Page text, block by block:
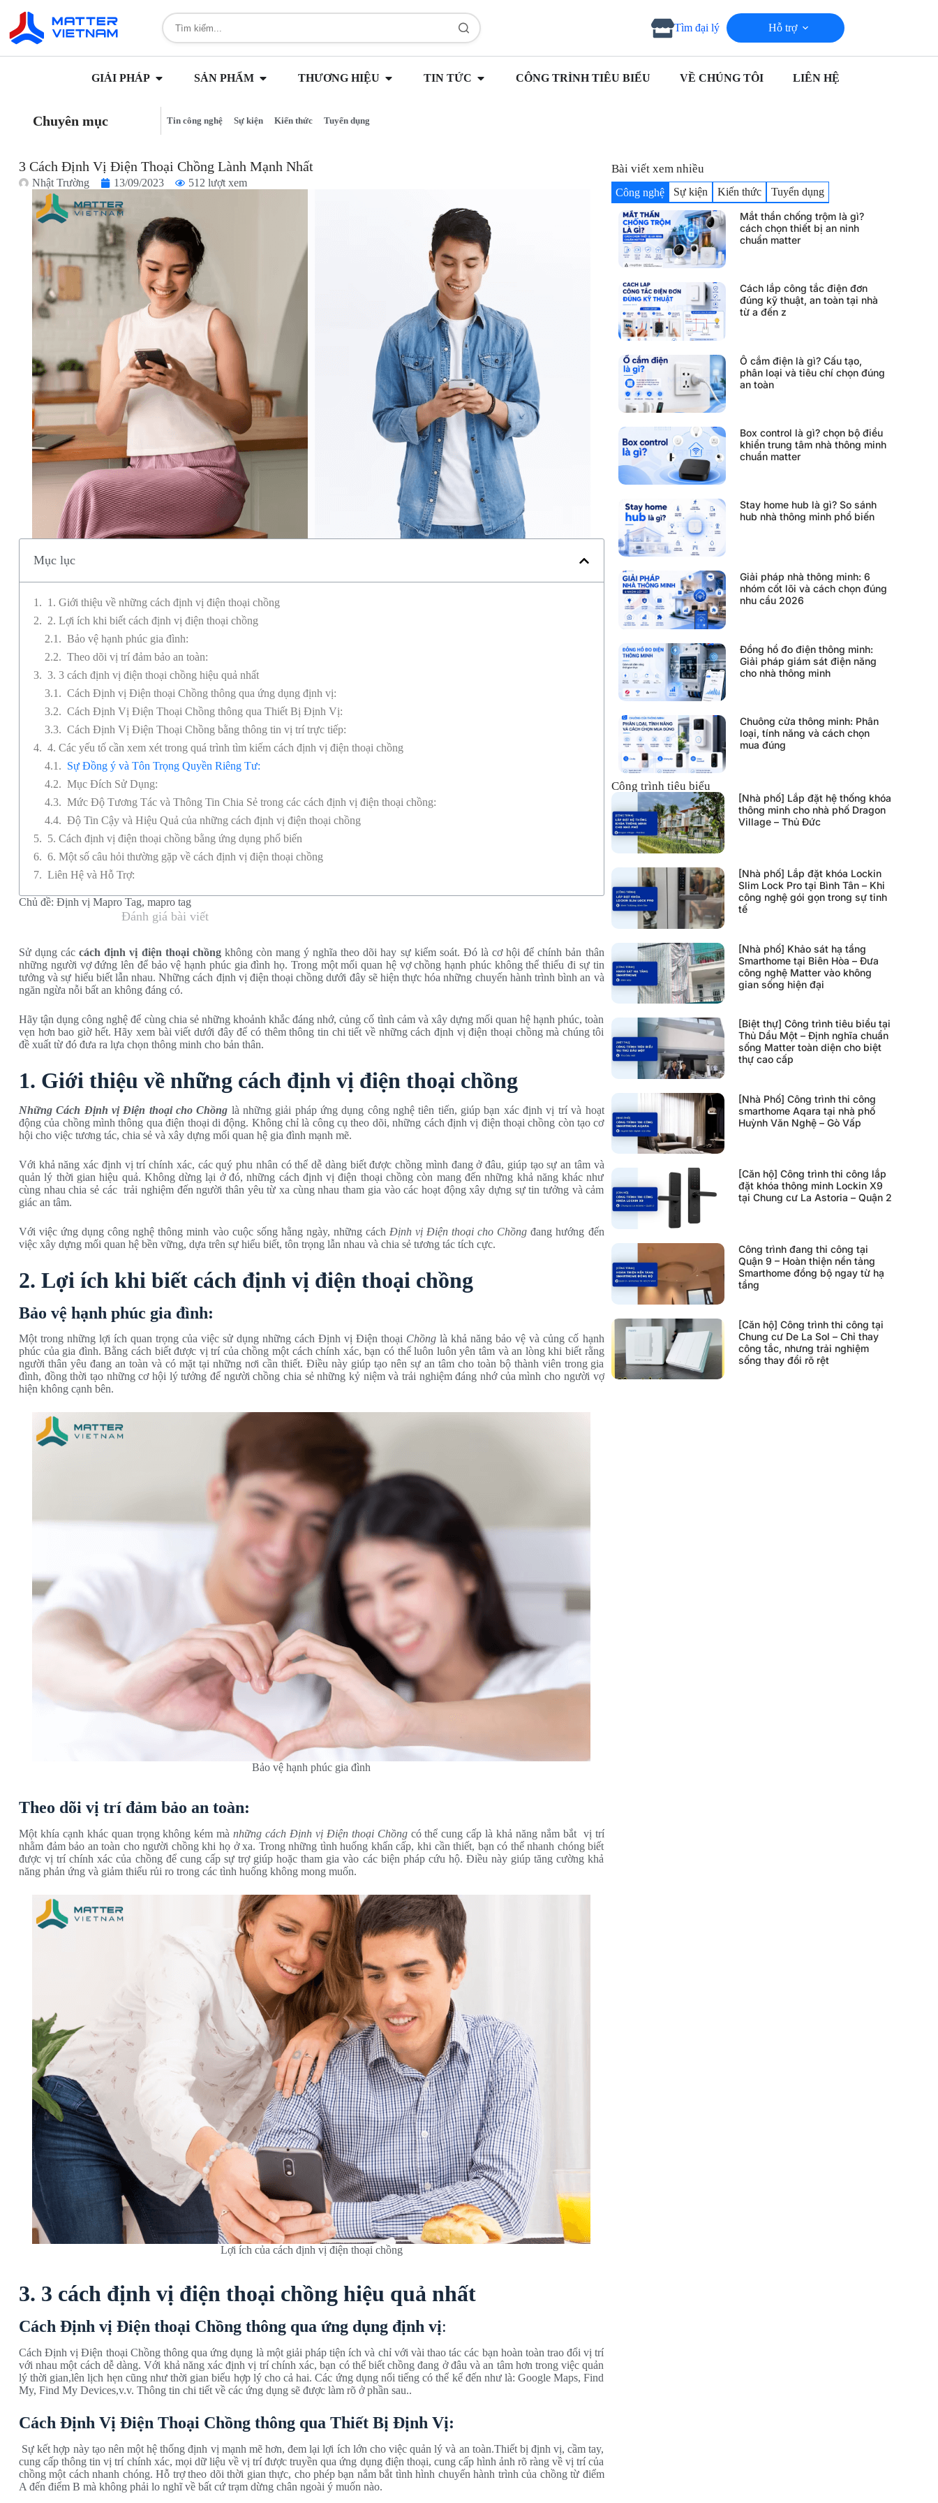
Tìm đại lý Hỗ trợ
GIẢI PHÁP SẢN PHẨM THƯƠNG HIỆU TIN TỨC CÔNG TRÌNH TIÊU BIỂU VỀ CHÚNG TÔI LIÊN HỆ
Chuyên mục Tin công nghệ Sự kiện Kiến thức Tuyển dụng
3 Cách Định Vị Điện Thoại Chồng Lành Mạnh Nhất
Nhật Trường 13/09/2023 512 lượt xem
Mục lục
1. Giới thiệu về những cách định vị điện thoại chồng
2. Lợi ích khi biết cách định vị điện thoại chồng
Bảo vệ hạnh phúc gia đình:
Theo dõi vị trí đảm bảo an toàn:
3. 3 cách định vị điện thoại chồng hiệu quả nhất
Cách Định vị Điện thoại Chồng thông qua ứng dụng định vị:
Cách Định Vị Điện Thoại Chồng thông qua Thiết Bị Định Vị:
Cách Định Vị Điện Thoại Chồng bằng thông tin vị trí trực tiếp:
4. Các yếu tố cần xem xét trong quá trình tìm kiếm cách định vị điện thoại chồng
Sự Đồng ý và Tôn Trọng Quyền Riêng Tư:
Mục Đích Sử Dụng:
Mức Độ Tương Tác và Thông Tin Chia Sẻ trong các cách định vị điện thoại chồng:
Độ Tin Cậy và Hiệu Quả của những cách định vị điện thoại chồng
5. Cách định vị điện thoại chồng bằng ứng dụng phổ biến
6. Một số câu hỏi thường gặp về cách định vị điện thoại chồng
Liên Hệ và Hỗ Trợ:
Chủ đề: Định vị Mapro Tag, mapro tag
Đánh giá bài viết
Sử dụng cáccách định vị điện thoại chồngkhông còn mang ý nghĩa theo dõi hay sự kiểm soát. Đó là cơ hội để chính bản thân
những người vợ đứng lên để bảo vệ hạnh phúc gia đình họ. Trong một mối quan hệ vợ chồng hạnh phúc không thể thiếu đi sự tin
tưởng và sự hiểu biết lẫn nhau. Những cách định vị điện thoại chồng dưới đây sẽ hiện thực hóa những chuyến hành trình bình an và
ngăn ngừa nỗi bất an không đáng có.
Hãy tận dụng công nghệ để cùng chia sẻ những khoảnh khắc đáng nhớ, củng cố tình cảm và xây dựng mối quan hệ hạnh phúc, toàn
vẹn hơn bao giờ hết. Hãy xem bài viết dưới đây để có thêm thông tin chi tiết về những cách định vị điện thoại chồng mà chúng tôi
đề xuất từ đó đưa ra lựa chọn thông minh cho bản thân.
1. Giới thiệu về những cách định vị điện thoại chồng
Những Cách Định vị Điện thoại cho Chồng là những giải pháp ứng dụng công nghệ tiên tiến, giúp bạn xác định vị trí và hoạt
động của chồng mình thông qua điện thoại di động. Không chỉ là công cụ theo dõi, những cách định vị điện thoại chồng còn tạo cơ
hội cho việc tương tác, chia sẻ và xây dựng mối quan hệ gia đình mạnh mẽ.
Với khả năng xác định vị trí chính xác, các quý phu nhân có thể dễ dàng biết được chồng mình đang ở đâu, giúp tạo sự an tâm và
quản lý thời gian hiệu quả. Không dừng lại ở đó, những cách định vị điện thoại chồng còn mang đến những khả năng khác như
cùng nhau chia sẻ các trải nghiệm đến người thân yêu từ xa cùng nhau tham gia vào các hoạt động xây dựng sự tin tưởng và cảm
giác an tâm.
Với việc ứng dụng công nghệ thông minh vào cuộc sống hằng ngày, những cách Định vị Điện thoại cho Chồng đang hướng đến
việc xây dựng mối quan hệ bền vững, dựa trên sự hiểu biết, tôn trọng lẫn nhau và chia sẻ tương tác tích cực.
2. Lợi ích khi biết cách định vị điện thoại chồng
Bảo vệ hạnh phúc gia đình:
Một trong những lợi ích quan trọng của việc sử dụng những cách Định vị Điện thoại Chồng là khả năng bảo vệ và củng cố hạnh
phúc của gia đình. Bằng cách biết được vị trí của chồng một cách chính xác, bạn có thể luôn luôn yên tâm và an lòng khi biết rằng
người thân yêu đang an toàn và có mặt tại những nơi cần thiết. Điều này giúp tạo nên sự an tâm cho toàn bộ thành viên trong gia
đình, đồng thời tạo những cơ hội lý tưởng để người chồng chia sẻ những kỷ niệm và trải nghiệm đáng nhớ của mình cho người vợ
hiện không cạnh bên.
Bảo vệ hạnh phúc gia đình
Theo dõi vị trí đảm bảo an toàn:
Một khía cạnh khác quan trọng không kém mànhững cách Định vị Điện thoại Chồngcó thể cung cấp là khả năng nắm bắt vị trí
nhằm đảm bảo an toàn cho người chồng khi họ ở xa. Trong những tình huống khẩn cấp, khi cần thiết, bạn có thể nhanh chóng biết
được vị trí chính xác của chồng để cung cấp sự trợ giúp hoặc tham gia vào các biện pháp cứu hộ. Điều này giúp tăng cường khả
năng phản ứng và giảm thiểu rủi ro trong các tình huống không mong muốn.
Lợi ích của cách định vị điện thoại chồng
3. 3 cách định vị điện thoại chồng hiệu quả nhất
Cách Định vị Điện thoại Chồng thông qua ứng dụng định vị:
Cách Định vị Điện thoại Chồng thông qua ứng dụng là một giải pháp tiện ích và chỉ với vài thao tác các bạn hoàn toàn trao đổi vị trí
với nhau một cách dễ dàng. Với khả năng xác định vị trí chính xác, bạn có thể biết chồng đang ở đâu và an tâm hơn trong việc quản
lý thời gian,lên lịch hẹn cũng như thời gian biểu hợp lý cho cả hai. Các ứng dụng nổi tiếng có thể kể đến như là: Google Maps, Find
My, Find My Devices,v.v. Thông tin chi tiết về các ứng dụng sẽ được làm rõ ở phần sau..
Cách Định Vị Điện Thoại Chồng thông qua Thiết Bị Định Vị:
Sự kết hợp này tạo nên một hệ thống định vị mạnh mẽ hơn, đem lại lợi ích lớn cho việc quản lý và an toàn.Thiết bị định vị, cầm tay,
cung cấp thông tin vị trí chính xác, mọi dữ liệu về vị trí được truyền qua ứng dụng điện thoại, cung cấp hình ảnh rõ ràng về vị trí của
chồng một cách nhanh chóng. Hỗ trợ theo dõi thời gian thực, cho phép bạn nắm bắt tình hình chuyến hành trình của chồng từ điểm
A đến điểm B mà không phải lo nghĩ về bất cứ trạm dừng chân ngoài ý muốn nào.
Bài viết xem nhiều
Công nghệ Sự kiện Kiến thức Tuyển dụng
Mắt thần chống trộm là gì?
cách chọn thiết bị an ninh
chuẩn matter
Cách lắp công tắc điện đơn
đúng kỹ thuật, an toàn tại nhà
từ a đến z
Ổ cắm điện là gì? Cấu tạo,
phân loại và tiêu chí chọn đúng
an toàn
Box control là gì? chọn bộ điều
khiển trung tâm nhà thông minh
chuẩn matter
Stay home hub là gì? So sánh
hub nhà thông minh phổ biến
Giải pháp nhà thông minh: 6
nhóm cốt lõi và cách chọn đúng
nhu cầu 2026
Đồng hồ đo điện thông minh:
Giải pháp giám sát điện năng
cho nhà thông minh
Chuông cửa thông minh: Phân
loại, tính năng và cách chọn
mua đúng
Công trình tiêu biểu
[Nhà phố] Lắp đặt hệ thống khóa
thông minh cho nhà phố Dragon
Village – Thủ Đức
[Nhà phố] Lắp đặt khóa Lockin
Slim Lock Pro tại Bình Tân – Khi
công nghệ gói gọn trong sự tinh
tế
[Nhà phố] Khảo sát hạ tầng
Smarthome tại Biên Hòa – Đưa
công nghệ Matter vào không
gian sống hiện đại
[Biệt thự] Công trình tiêu biểu tại
Thủ Dầu Một – Định nghĩa chuẩn
sống Matter toàn diện cho biệt
thự cao cấp
[Nhà Phố] Công trình thi công
smarthome Aqara tại nhà phố
Huỳnh Văn Nghệ – Gò Vấp
[Căn hộ] Công trình thi công lắp
đặt khóa thông minh Lockin X9
tại Chung cư La Astoria – Quận 2
Công trình đang thi công tại
Quận 9 – Hoàn thiện nền tảng
Smarthome đồng bộ ngay từ hạ
tầng
[Căn hộ] Công trình thi công tại
Chung cư De La Sol – Chỉ thay
công tắc, nhưng trải nghiệm
sống thay đổi rõ rệt